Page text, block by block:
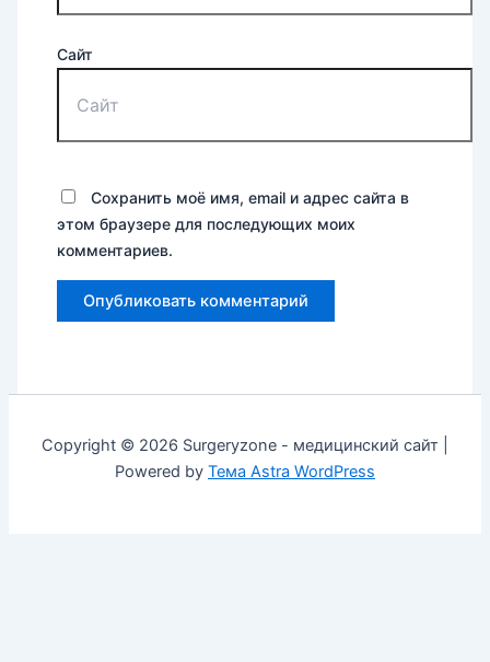
Сайт
Сохранить моё имя, email и адрес сайта в
этом браузере для последующих моих
комментариев.
Copyright © 2026 Surgeryzone - медицинский сайт |
Powered by Тема Astra WordPress